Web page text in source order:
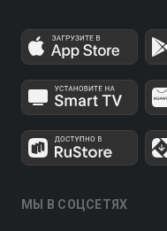
МЫ В СОЦСЕТЯХ